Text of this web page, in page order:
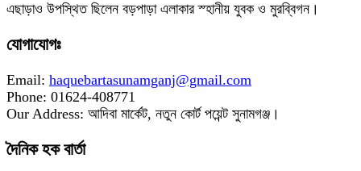
‎এছাড়াও উপস্থিত ছিলেন বড়পাড়া এলাকার স্হানীয় যুবক ও মুরব্বিগন।
যোগাযোগঃ
Email: haquebartasunamganj@gmail.com
Phone: 01624-408771
Our Address: আদিবা মার্কেট, নতুন কোর্ট পয়েন্ট সুনামগঞ্জ।
দৈনিক হক বার্তা